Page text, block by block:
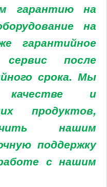
гарантию на
на
гарантийное
после
срока. Мы
и
продуктов,
нашим
поддержку
с нашим